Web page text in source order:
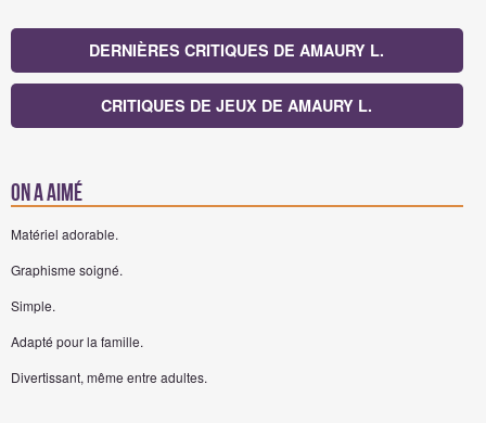
DERNIÈRES CRITIQUES DE AMAURY L.
CRITIQUES DE JEUX DE AMAURY L.
On a aimé
Matériel adorable.
Graphisme soigné.
Simple.
Adapté pour la famille.
Divertissant, même entre adultes.